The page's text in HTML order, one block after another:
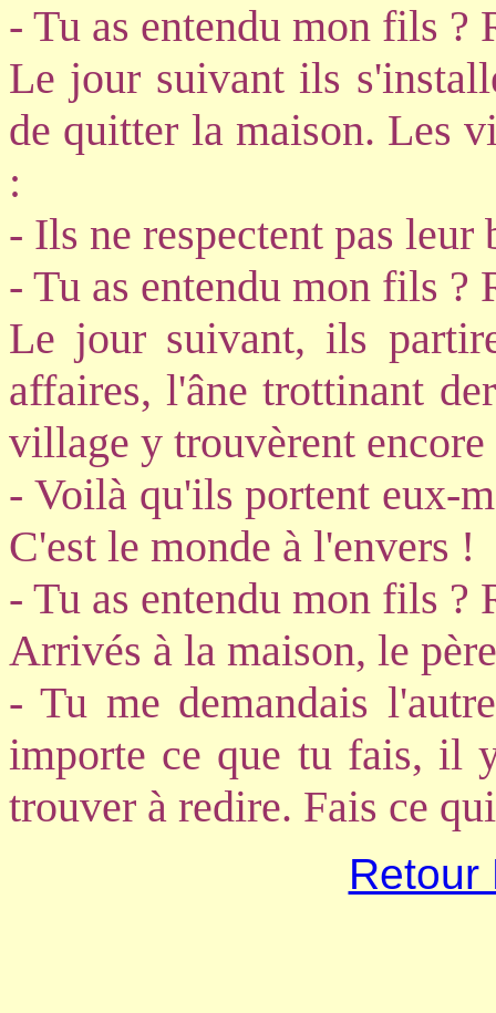
- Tu as entendu mon fils ?
Le jour suivant ils
de quitter la maison. Les
:
- Ils ne respectent pas leur
- Tu as entendu mon fils ?
Le jour suivant, ils
affaires, l'âne trottinant
village y trouvèrent encore
- Voilà qu'ils portent eux-
C'est le monde à l'envers !
- Tu as entendu mon fils ?
Arrivés à la maison, le
- Tu me demandais
importe ce que tu fais, il
trouver à redire. Fais ce
Retour